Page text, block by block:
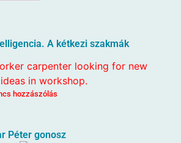
A kétkezi szakmák
hozzászólás
Péter gonosz